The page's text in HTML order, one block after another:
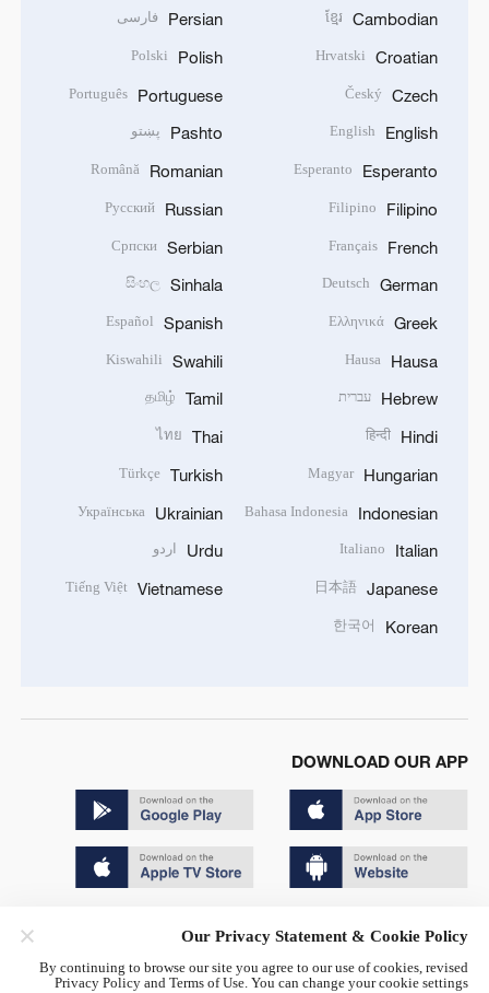
Cambodian
ខ្មែរ
Croatian
Hrvatski
Czech
Český
English
English
Esperanto
Esperanto
Filipino
Filipino
French
Français
German
Deutsch
Greek
Ελληνικά
Hausa
Hausa
Hebrew עברית
Hindi
हिन्दी
Hungarian
Magyar
Indonesian
Bahasa Indonesia
Italian
Italiano
Japanese
日本語
Korean
한국어
Persian فارسی
Polish
Polski
Portuguese
Português
Pashto پښتو
Romanian
Română
Russian
Русский
Serbian
Српски
Sinhala
සිංහල
Spanish
Español
Swahili
Kiswahili
Tamil
தமிழ்
Thai
ไทย
Turkish
Türkçe
Ukrainian
Українська
Urdu اردو
Vietnamese
Tiếng Việt
DOWNLOAD OUR APP
京ICP备20000184号
Our Privacy Statement & Cookie Policy
By continuing to browse our site you agree to our use of cookies, revised
Privacy Policy and Terms of Use. You can change your cookie settings